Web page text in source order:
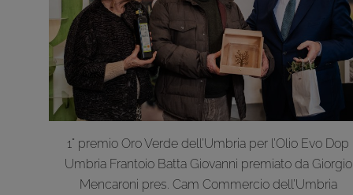
1° premio Oro Verde dell’Umbria per l’Olio Evo Dop
Umbria Frantoio Batta Giovanni premiato da Giorgio
Mencaroni pres. Cam Commercio dell’Umbria